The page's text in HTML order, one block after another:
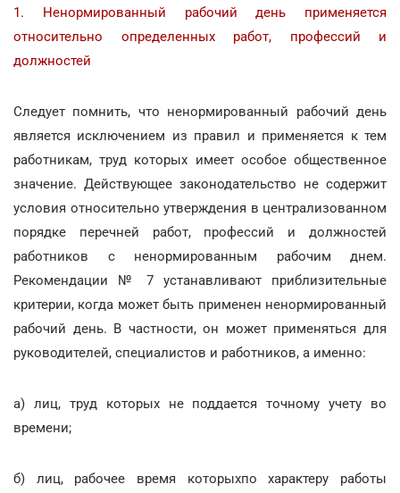
1. Ненормированный рабочий день применяется
относительно определенных работ, профессий и
должностей
Следует помнить, что ненормированный рабочий день
является исключением из правил и применяется к тем
работникам, труд которых имеет особое общественное
значение. Действующее законодательство не содержит
условия относительно утверждения в централизованном
порядке перечней работ, профессий и должностей
работников с ненормированным рабочим днем.
Рекомендации № 7 устанавливают приблизительные
критерии, когда может быть применен ненормированный
рабочий день. В частности, он может применяться для
руководителей, специалистов и работников, а именно:
а) лиц, труд которых не поддается точному учету во
времени;
б) лиц, рабочее время которыхпо характеру работы